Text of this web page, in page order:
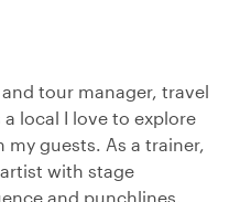
tour manager, travel
local I love to explore
guests. As a trainer,
with stage
and punchlines.